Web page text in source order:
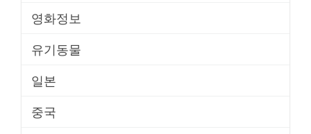
영화정보
유기동물
일본
중국